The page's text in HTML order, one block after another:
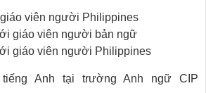
viên người Philippines
giáo viên người bản ngữ
giáo viên người Philippines